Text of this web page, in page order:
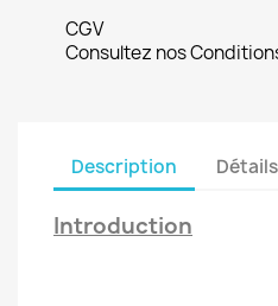
CGV
Consultez nos
Description
Introduction